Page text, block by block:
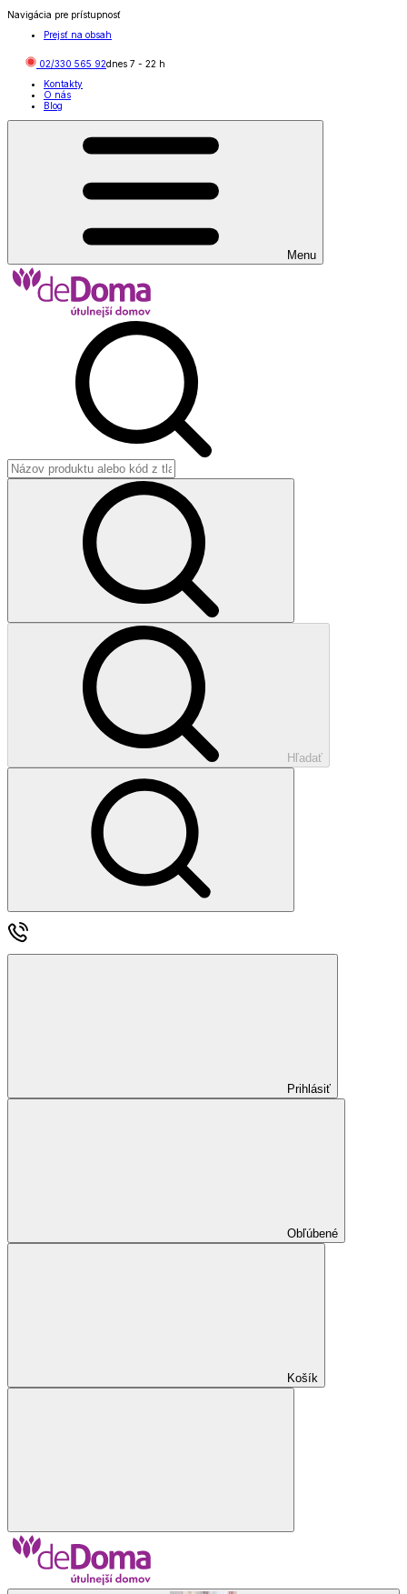
Navigácia pre prístupnosť
Prejsť na obsah
02/330 565 92dnes 7 - 22 h
Kontakty
O nás
Blog
Menu
Hľadať
Prihlásiť
Obľúbené
Košík